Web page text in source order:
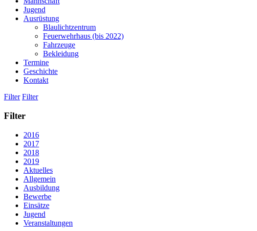
Jugend
Ausrüstung
Blaulichtzentrum
Feuerwehrhaus (bis 2022)
Fahrzeuge
Bekleidung
Termine
Geschichte
Kontakt
Filter Filter
Filter
2016
2017
2018
2019
Aktuelles
Allgemein
Ausbildung
Bewerbe
Einsätze
Jugend
Veranstaltungen